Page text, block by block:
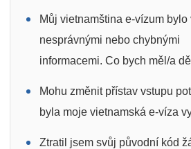
Můj vietnamština e-vízum bylo
nesprávnými nebo chybnými
informacemi. Co bych měl/a
Mohu změnit přístav vstupu
byla moje vietnamská e-víza
Ztratil jsem svůj původní kód